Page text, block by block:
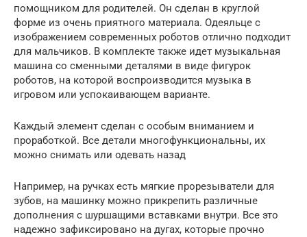
помощником для родителей. Он сделан в круглой
форме из очень приятного материала. Одеяльце с
изображением современных роботов отлично подходит
для мальчиков. В комплекте также идет музыкальная
машина со сменными деталями в виде фигурок
роботов, на которой воспроизводится музыка в
игровом или успокаивающем варианте.
Каждый элемент сделан с особым вниманием и
проработкой. Все детали многофункциональны, их
можно снимать или одевать назад
Например, на ручках есть мягкие прорезыватели для
зубов, на машинку можно прикрепить различные
дополнения с шуршащими вставками внутри. Все это
надежно зафиксировано на дугах, которые прочно